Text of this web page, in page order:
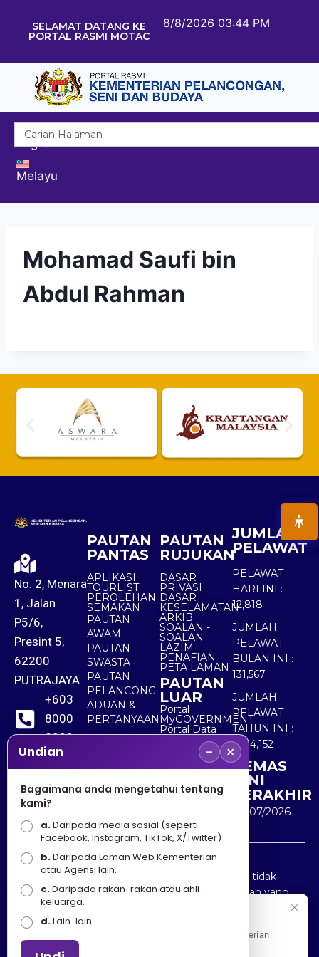
SELAMAT DATANG KE
PORTAL RASMI MOTAC
8/8/2026 03:44 PM
English
Melayu
Mohamad Saufi bin
Abdul Rahman
No. 2, Menara
1, Jalan
P5/6,
Presint 5,
62200
PUTRAJAYA
+603
8000
8000
+603
8891
7100
PAUTAN
PANTAS
APLIKASI
TOURLIST
PEROLEHAN
SEMAKAN
PAUTAN
AWAM
PAUTAN
SWASTA
PAUTAN
PELANCONG
ADUAN &
PERTANYAAN
PAUTAN
RUJUKAN
DASAR
PRIVASI
DASAR
KESELAMATAN
ARKIB
SOALAN -
SOALAN
LAZIM
PENAFIAN
PETA LAMAN
PAUTAN
LUAR
Portal
MyGOVERNMENT
Portal Data
Terbuka
Sektor Awam
JUMLAH
PELAWAT
PELAWAT
HARI INI :
12,818
JUMLAH
PELAWAT
BULAN INI :
131,567
JUMLAH
PELAWAT
TAHUN INI :
5,534,152
KEMAS
KINI
TERAKHIR
30/07/2026
Penafian : Kerajaan Malaysia dan Kementerian
Pelancongan Seni dan Budaya (MOTAC) adalah tidak
bertanggungjawab atas kehilangan atau kerugian yang
disebabkan oleh penggunaan mana-mana maklumat
yang diperolehi dari portal ini.
Undian − ×
Bagaimana anda mengetahui tentang
kami?
a.Daripada media sosial (seperti
Facebook, Instagram, TikTok, X/Twitter)
b.Daripada Laman Web Kementerian
atau Agensi lain.
c.Daripada rakan-rakan atau ahli
keluarga.
d.Lain-lain.
Apa Khabar! Selamat datang ke Portal Rasmi Kementerian
Pelancongan, Seni dan Budaya